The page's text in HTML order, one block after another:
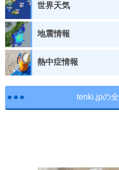
世界天気
地震情報
熱中症情報
tenki.jpの